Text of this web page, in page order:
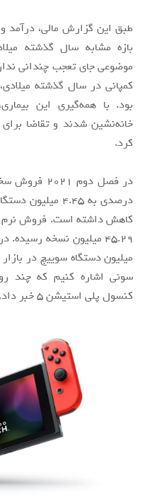
طبق این گزارش مالی، درآمد
بازه مشابه سال گذشته
موضوعی جای تعجب چندانی
کمپانی در سال گذشته
بود. با همه‌گیری این
خانه‌نشین شدند و تقاضا
کرد.
درصدی به ۴.۴۵
میلیون دستگاه سوییچ در
کنسول پلی استیشن ۵ خبر داد.